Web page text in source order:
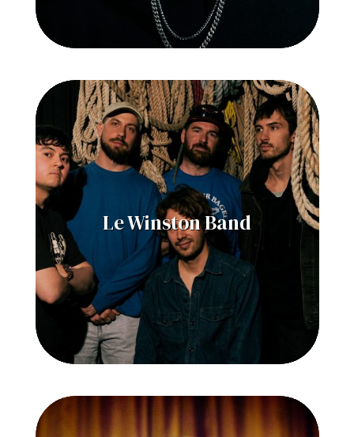
Le Winston Band